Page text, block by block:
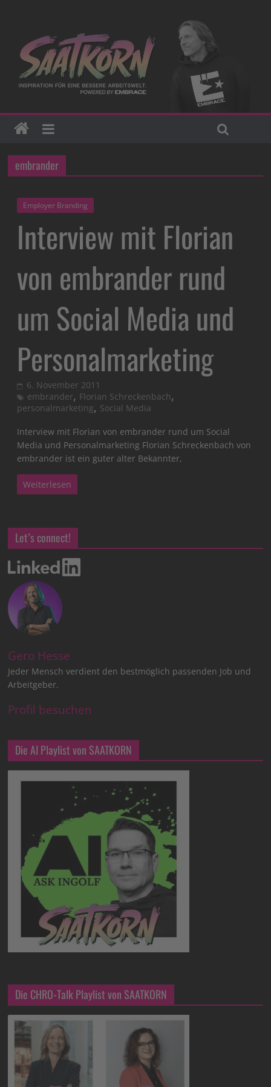
embrander
Employer Branding
Interview mit Florian
von embrander rund
um Social Media und
Personalmarketing
6. November 2011
embrander, Florian Schreckenbach,
personalmarketing, Social Media
Interview mit Florian von embrander rund um Social
Media und Personalmarketing Florian Schreckenbach von
embrander ist ein guter alter Bekannter,
Weiterlesen
Let’s connect!
Gero Hesse
Jeder Mensch verdient den bestmöglich passenden Job und
Arbeitgeber.
Profil besuchen
Die AI Playlist von SAATKORN
Die CHRO-Talk Playlist von SAATKORN